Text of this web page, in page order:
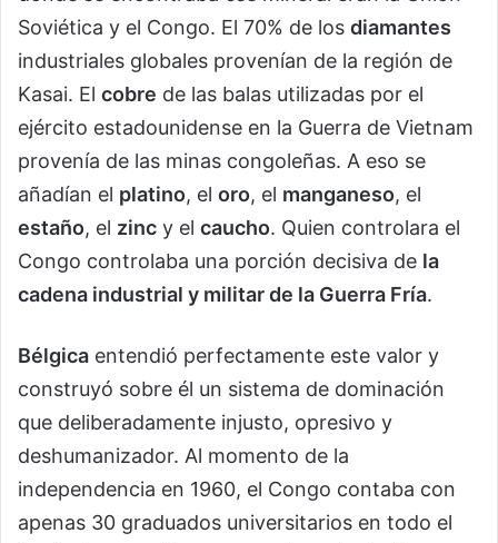
Soviética y el Congo. El 70% de los diamantes
industriales globales provenían de la región de
Kasai. El cobre de las balas utilizadas por el
ejército estadounidense en la Guerra de Vietnam
provenía de las minas congoleñas. A eso se
añadían el platino, el oro, el manganeso, el
estaño, el zinc y el caucho. Quien controlara el
Congo controlaba una porción decisiva de la
cadena industrial y militar de la Guerra Fría.
Bélgica entendió perfectamente este valor y
construyó sobre él un sistema de dominación
que deliberadamente injusto, opresivo y
deshumanizador. Al momento de la
independencia en 1960, el Congo contaba con
apenas 30 graduados universitarios en todo el